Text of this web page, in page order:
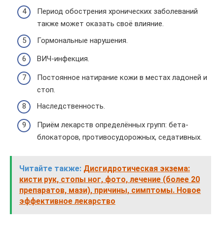
Период обострения хронических заболеваний
также может оказать своё влияние.
Гормональные нарушения.
ВИЧ-инфекция.
Постоянное натирание кожи в местах ладоней и
стоп.
Наследственность.
Приём лекарств определённых групп: бета-
блокаторов, противосудорожных, седативных.
Читайте также: Дисгидротическая экзема:
кисти рук, стопы ног, фото, лечение (более 20
препаратов, мази), причины, симптомы. Новое
эффективное лекарство